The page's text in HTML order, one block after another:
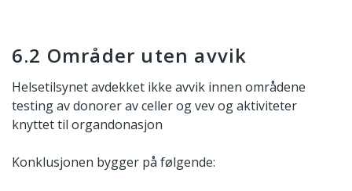
6.2 Områder uten avvik
Helsetilsynet avdekket ikke avvik innen områdene
testing av donorer av celler og vev og aktiviteter
knyttet til organdonasjon
Konklusjonen bygger på følgende: